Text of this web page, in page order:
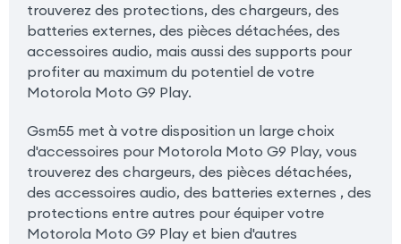
trouverez des protections, des chargeurs, des
batteries externes, des pièces détachées, des
accessoires audio, mais aussi des supports pour
profiter au maximum du potentiel de votre
Motorola Moto G9 Play.
Gsm55 met à votre disposition un large choix
d'accessoires pour Motorola Moto G9 Play, vous
trouverez des chargeurs, des pièces détachées,
des accessoires audio, des batteries externes , des
protections entre autres pour équiper votre
Motorola Moto G9 Play et bien d'autres